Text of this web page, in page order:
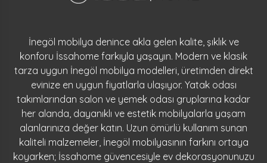
İnegöl mobilya denince akla gelen kalite, şıklık ve
konforu İssahome farkıyla yaşayın. Modern ve klasik
tarza uygun İnegöl mobilya modelleri, üretimden direkt
evinize en uygun fiyatlarla ulaşıyor. Yatak odası
takımlarından salon ve yemek odası gruplarına kadar
her alanda, dayanıklı ve estetik mobilyalarla yaşam
alanlarınıza değer katın. Uzun ömürlü kullanım sunan
kaliteli malzemeler, İnegöl mobilyasının farkını ortaya
koyarken; İssahome güvencesiyle ev dekorasyonunuzu